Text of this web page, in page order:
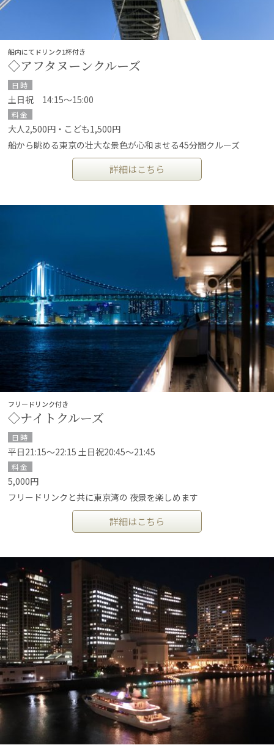
船内にてドリンク1杯付き
◇アフタヌーンクルーズ
日時
土日祝 14:15～15:00
料金
大人2,500円・こども1,500円
船から眺める東京の壮大な景色が心和ませる45分間クルーズ
詳細はこちら
フリードリンク付き
◇ナイトクルーズ
日時
平日21:15～22:15 土日祝20:45～21:45
料金
5,000円
フリードリンクと共に東京湾の 夜景を楽しめます
詳細はこちら